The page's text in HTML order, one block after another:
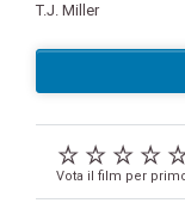
T.J. Miller
Vota il film per